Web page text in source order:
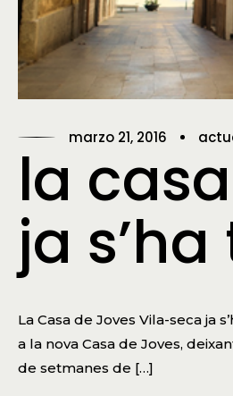
marzo 21, 2016
la
ja
La Casa de Joves Vila-seca ja
a la nova Casa de Joves,
de setmanes de […]